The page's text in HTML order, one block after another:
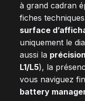
à grand cadran
fiches
surface
uniquement le
aussi la
L1/L5), la
vous naviguez
battery